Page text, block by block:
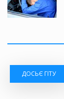
ДОСЬЄ ГІТУ